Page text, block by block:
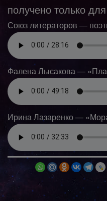
получено только
Союз литераторов —
Фалена Лысакова —
Ирина Лазаренко —